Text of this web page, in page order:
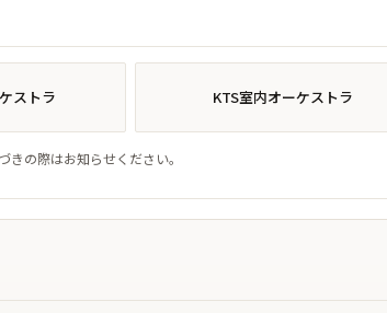
ストラ KTS室内オーケストラ
の際はお知らせください。